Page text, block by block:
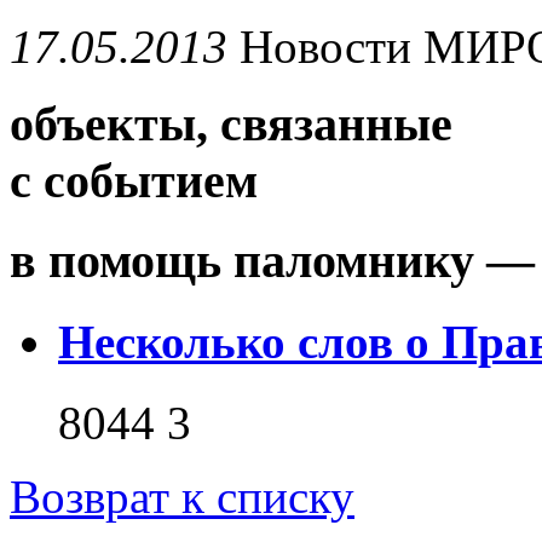
17.05.2013 Новости
объекты, связанные
с событием
в помощь паломнику —
Несколько слов о
8044 3
Возврат к списку